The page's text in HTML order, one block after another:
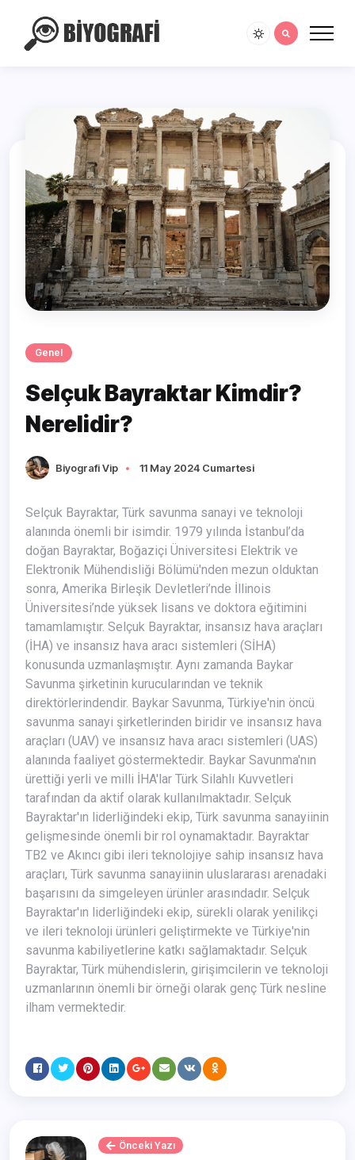
Genel
Selçuk Bayraktar Kimdir?
Nerelidir?
Biyografi Vip 11 May 2024 Cumartesi
Selçuk Bayraktar, Türk savunma sanayi ve teknoloji
alanında önemli bir isimdir. 1979 yılında İstanbul’da
doğan Bayraktar, Boğaziçi Üniversitesi Elektrik ve
Elektronik Mühendisliği Bölümü'nden mezun olduktan
sonra, Amerika Birleşik Devletleri’nde İllinois
Üniversitesi’nde yüksek lisans ve doktora eğitimini
tamamlamıştır. Selçuk Bayraktar, insansız hava araçları
(İHA) ve insansız hava aracı sistemleri (SİHA)
konusunda uzmanlaşmıştır. Aynı zamanda Baykar
Savunma şirketinin kurucularından ve teknik
direktörlerindendir. Baykar Savunma, Türkiye'nin öncü
savunma sanayi şirketlerinden biridir ve insansız hava
araçları (UAV) ve insansız hava aracı sistemleri (UAS)
alanında faaliyet göstermektedir. Baykar Savunma'nın
ürettiği yerli ve milli İHA'lar Türk Silahlı Kuvvetleri
tarafından da aktif olarak kullanılmaktadır. Selçuk
Bayraktar'ın liderliğindeki ekip, Türk savunma sanayiinin
gelişmesinde önemli bir rol oynamaktadır. Bayraktar
TB2 ve Akıncı gibi ileri teknolojiye sahip insansız hava
araçları, Türk savunma sanayiinin uluslararası arenadaki
başarısını da simgeleyen ürünler arasındadır. Selçuk
Bayraktar'ın liderliğindeki ekip, sürekli olarak yenilikçi
ve ileri teknoloji ürünleri geliştirmekte ve Türkiye'nin
savunma kabiliyetlerine katkı sağlamaktadır. Selçuk
Bayraktar, Türk mühendislerin, girişimcilerin ve teknoloji
uzmanlarının önemli bir örneği olarak genç Türk nesline
ilham vermektedir.
Önceki Yazı